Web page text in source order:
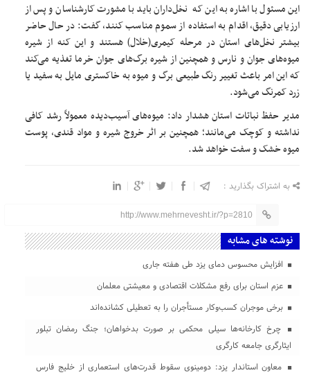
این مسئول با اشاره به این که نخل‌داران باید با مشورت کارشناسان و پس از
ارزیابی دقیق، اقدام به استفاده از سموم مناسب کنند، گفت: در حال حاضر
بیشتر نخل‌های استان در مرحله کیمری(خلال) هستند و این کنه از شیره
میوه‌های جوان و نارس و همچنین از شیره برگ‌های جوان خرما تغذیه می‌کند
که این امر باعث تغییر رنگ طبیعی برگ و میوه به خاکستری مایل به سفید یا
زرد کمرنگ می‌شود.
مدیر حفظ نباتات استان هشدار داد: میوه‌های آسیب‌دیده معمولاً رشد کافی
نداشته و کوچک می‌مانند؛ همچنین بر اثر خروج شیره و مواد قندی، پوست
میوه خشک و سفت خواهد شد.
به اشتراک بگذارید :
http://www.mehrnevesht.ir/?p=2810
نوشته های مشابه
افزایش محسوس دمای یزد طی هفته جاری
عزم استان برای رفع مشکلات اقتصادی و معیشتی معلمان
برخی موجران کسب‌وکار مستأجران را به تعطیلی کشانده‌اند
چرخ کارخانه‌ها سیلی محکمی بر صورت بدخواهان؛ جنگ رمضان تبلور
ایثارگری جامعه کارگری
معاون استاندار یزد: دومینوی سقوط قدرت‌های استعماری از خلیج فارس